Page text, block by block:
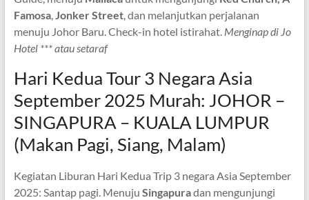
Famosa,Jonker Street, dan melanjutkan perjalanan
menuju Johor Baru. Check-in hotel istirahat. Menginap di Jo
Hotel *** atau setaraf
Hari Kedua Tour 3 Negara Asia
September 2025 Murah: JOHOR –
SINGAPURA – KUALA LUMPUR
(Makan Pagi, Siang, Malam)
Kegiatan Liburan Hari Kedua Trip 3 negara Asia September
2025: Santap pagi. Menuju Singapuradan mengunjungi